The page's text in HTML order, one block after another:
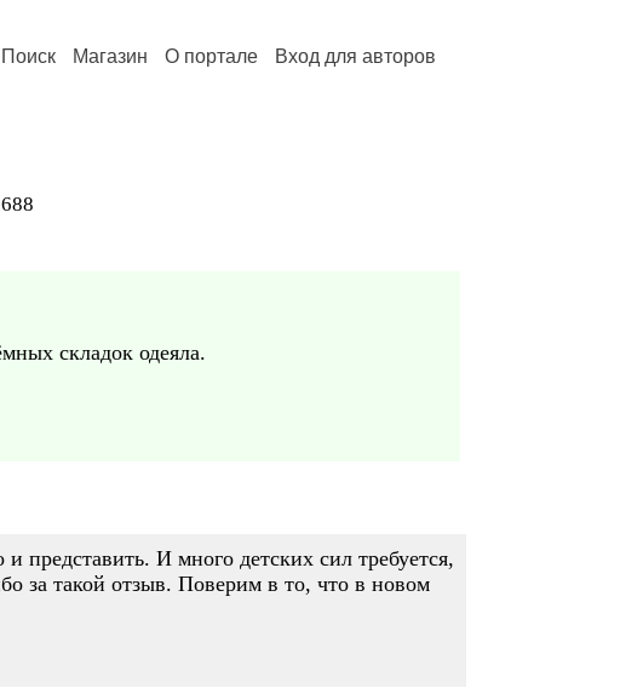
Поиск Магазин О портале Вход для авторов
складок одеяла.
представить. И много детских сил требуется,
за такой отзыв. Поверим в то, что в новом